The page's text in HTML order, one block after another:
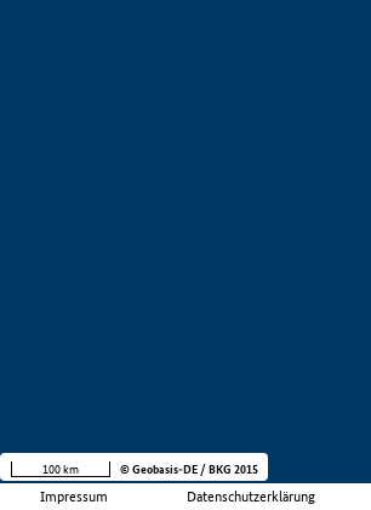
Impressum Datenschutzerklärung
100 km © Geobasis-DE / BKG 2015